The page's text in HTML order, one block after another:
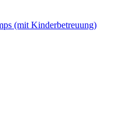
(mit Kinderbetreuung)